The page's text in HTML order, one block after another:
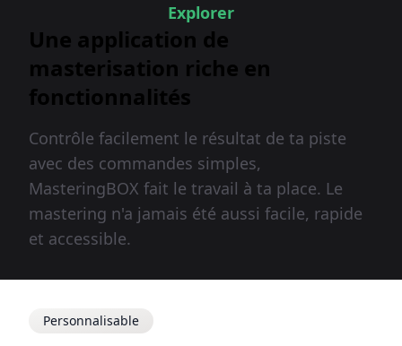
Explorer
Une application de
masterisation riche en
fonctionnalités
Contrôle facilement le résultat de ta piste
avec des commandes simples,
MasteringBOX fait le travail à ta place. Le
mastering n'a jamais été aussi facile, rapide
et accessible.
Personnalisable